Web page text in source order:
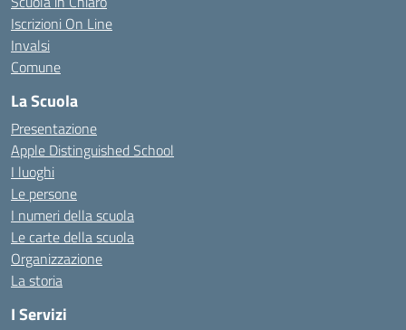
Iscrizioni On Line
Invalsi
Comune
La Scuola
Presentazione
Apple Distinguished School
I luoghi
Le persone
I numeri della scuola
Le carte della scuola
Organizzazione
La storia
I Servizi